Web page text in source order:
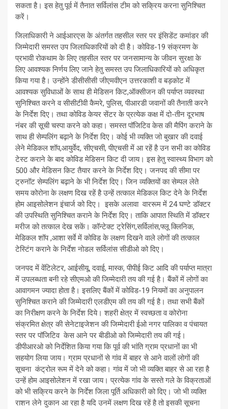
सकता है। इस हेतु पूर्व में तैनात सर्विलांस टीम को सक्रिय करना सुनिश्चित
करें।
जिलाधिकारी ने आईआरएस के अंतर्गत तहसील स्तर पर इंसिडेंट कमांडर की
जिम्मेदारी समस्त उप जिलाधिकारियों को दी है। कोविड-19 संक्रमण के
प्रभावी रोकथाम के लिए तहसील स्तर पर जनसामान्य के जीवन सुरक्षा के
लिए आवश्यक निर्णय लिए जाने हेतु समस्त उप जिलाधिकारियों को अधिकृत
किया गया है। उन्होंने डीसीसीसी जीएमवीएन उत्तरकाशी व बड़कोट में
आवश्यक सुविधाओं के साथ ही मेडिसन किट,ऑक्सीजन की पर्याप्त व्यवस्था
सुनिश्चित करने व सीसीटीवी कैमरे, पुलिस, पीआरडी जवानों की तैनाती करने
के निर्देश दिए। तथा कोविड केयर सेंटर के प्रत्येक कक्ष में दो-तीन दूरभाष
नंबर की सूची चस्पा करने को कहा। समस्त पॉजिटिव केस की मैपिंग कराने के
साथ ही सेम्पलिंग बढ़ाने के निर्देश दिए। कोई भी व्यक्ति जो बुखार की दवाई
लेने मेडिकल शॉप,आयुर्वेद, सीएचसी, पीएचसी में आ रहें है उन सभी का कोविड
टेस्ट कराने के बाद कोविड मेडिसन किट दी जाय। इस हेतु स्वास्थ्य विभाग को
500 और मेडिसन किट तैयार करने के निर्देश दिए। जनपद की सीमा पर
ट्रुनॉट सेम्पलिंग बढ़ाने के भी निर्देश दिए। जिन व्यक्तियों का सेम्पल लेते
समय कोरोना के लक्षण दिख रहें है उन्हें तत्काल मेडिकल किट देने के निर्देश
होम आइसोलेशन इंचार्ज को दिए। इसके अलावा वाररूम में 24 घण्टे डॉक्टर
की उपस्थिति सुनिश्चित कराने के निर्देश दिए। ताकि आपात स्थिति में डॉक्टर
मरीज को तत्काल देख सकें। कॉन्टेक्ट ट्रेसिंग,सर्विलांस,फ्लू क्लिनिक,
मेडिकल शॉप ,आशा सर्वे में कोविड के लक्षण दिखने वाले लोगों की तत्काल
टेस्टिंग कराने के निर्देश नोडल सर्विलांस सीडीओ को दिए।
जनपद में वेंटिलेटर, आईसीयू, दवाई, मास्क, पीपीई किट आदि की पर्याप्त मात्रा
में उपलब्धता बनी रहे सीएमओ की जिम्मेदारी तय की गई है। बैंकों में लोगों का
आवागमन ज्यादा होता है। इसलिए बैंकों में कोविड-19 नियमों का अनुपालन
सुनिश्चित कराने की जिम्मेदारी एलडीएम की तय की गई है। तथा सभी बैंकों
का निरीक्षण करने के निर्देश दिये। शहरी क्षेत्र में स्वच्छता व कोरोना
संक्रमित क्षेत्र की सेनेटाइजेशन की जिम्मेदारी ईओ नगर पालिका व पंचायत
स्तर पर पॉजिटिव केस आने पर बीडीओ को जिम्मेदारी तय की गई।
डीपीआरओ को निर्देशित किया गया कि पूर्व की भांति ग्राम प्रधानों का भी
सहयोग लिया जाय। ग्राम प्रधानों से गांव में बाहर से आने वालों लोगों की
सूचना कंट्रोल रूम में देने को कहा। गांव में जो भी व्यक्ति बाहर से आ रहा है
उन्हें होम आइसोलेशन में रखा जाय। प्रत्येक गांव के सस्ते गले के विक्रताओं
को भी सक्रिय करने के निर्देश जिला पूर्ति अधिकारी को दिए। जो भी व्यक्ति
राशन लेने दुकान आ रहा है यदि उनमें लक्षण दिख रहें है तो इसकी सूचना